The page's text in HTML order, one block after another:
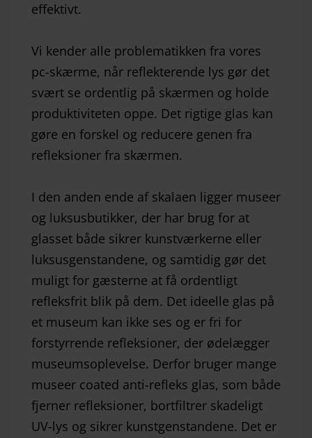
effektivt.
Vi kender alle problematikken fra vores
pc-skærme, når reflekterende lys gør det
svært se ordentlig på skærmen og holde
produktiviteten oppe. Det rigtige glas kan
gøre en forskel og reducere genen fra
refleksioner fra skærmen.
I den anden ende af skalaen ligger museer
og luksusbutikker, der har brug for at
glasset både sikrer kunstværkerne eller
luksusgenstandene, og samtidig gør det
muligt for gæsterne at få ordentligt
refleksfrit blik på dem. Det ideelle glas på
et museum kan ikke ses og er fri for
forstyrrende refleksioner, der ødelægger
museumsoplevelse. Derfor bruger mange
museer coated anti-refleks glas, som både
fjerner refleksioner, bortfiltrer skadeligt
UV-lys og sikrer kunstgenstandene. Det er